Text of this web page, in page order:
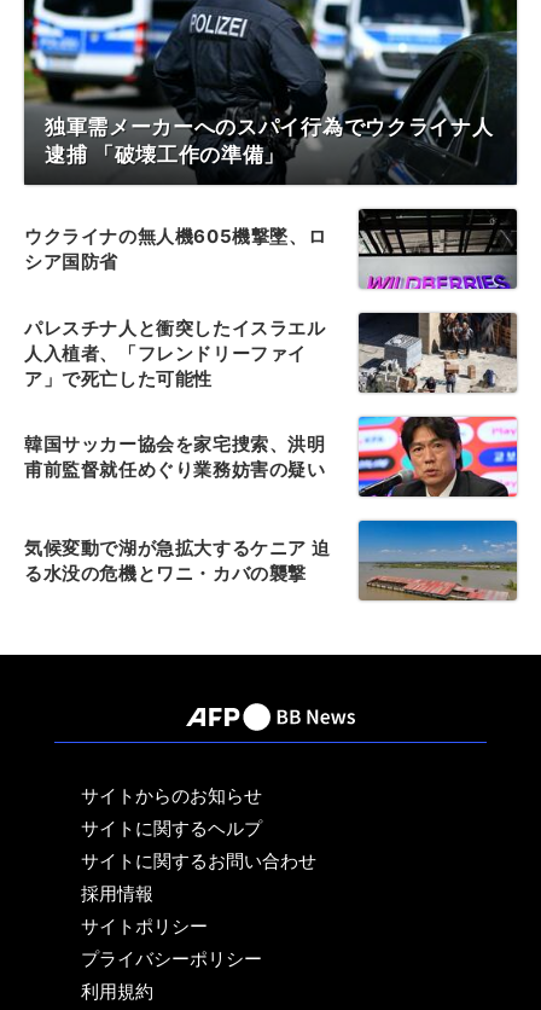
独軍需メーカーへのスパイ行為でウクライナ人
逮捕 「破壊工作の準備」
ウクライナの無人機605機撃墜、ロ
シア国防省
パレスチナ人と衝突したイスラエル
人入植者、「フレンドリーファイ
ア」で死亡した可能性
韓国サッカー協会を家宅捜索、洪明
甫前監督就任めぐり業務妨害の疑い
気候変動で湖が急拡大するケニア 迫
る水没の危機とワニ・カバの襲撃
サイトからのお知らせ
サイトに関するヘルプ
サイトに関するお問い合わせ
採用情報
サイトポリシー
プライバシーポリシー
利用規約